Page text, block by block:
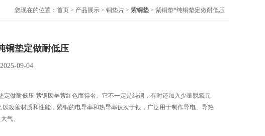
您现在的位置： 首页 > 产品展示 > 铜垫片 > 紫铜垫 > 紫铜垫*纯铜垫定做耐低压
铜垫定做耐低压
09-04
定做耐低压 紫铜因呈紫红色而得名。它不一定是纯铜，有时还加入少量脱氧元
以改善材质和性能，紫铜的电导率和热导率仅次于银，广泛用于制作导电、导热
气、